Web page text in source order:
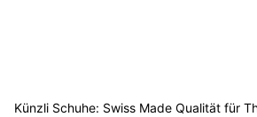
Künzli Schuhe: Swiss Made Qualität für